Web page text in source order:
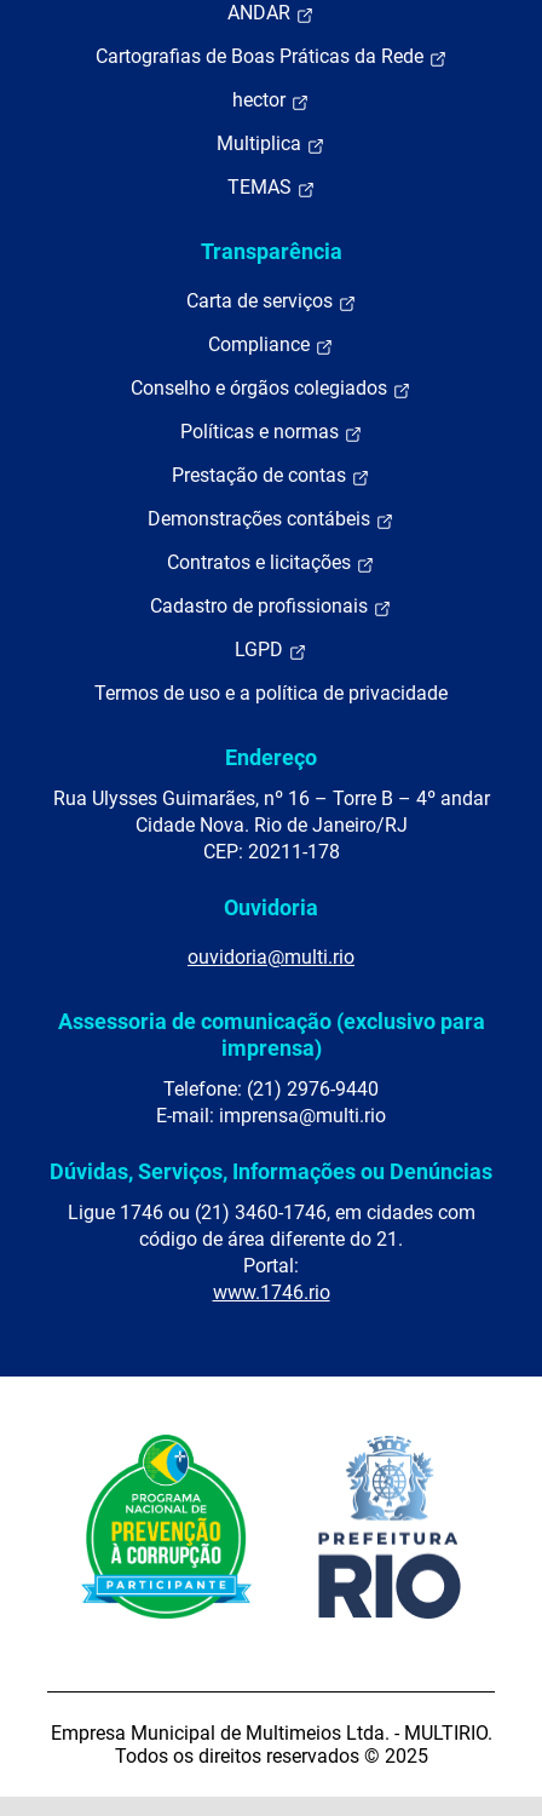
ANDAR
Cartografias de Boas Práticas da Rede
hector
Multiplica
TEMAS
Transparência
Carta de serviços
Compliance
Conselho e órgãos colegiados
Políticas e normas
Prestação de contas
Demonstrações contábeis
Contratos e licitações
Cadastro de profissionais
LGPD
Termos de uso e a política de privacidade
Endereço
Rua Ulysses Guimarães, nº 16 – Torre B – 4º andar
Cidade Nova. Rio de Janeiro/RJ
CEP: 20211-178
Ouvidoria
ouvidoria@multi.rio
Assessoria de comunicação (exclusivo para
imprensa)
Telefone: (21) 2976-9440
E-mail: imprensa@multi.rio
Dúvidas, Serviços, Informações ou Denúncias
Ligue 1746 ou (21) 3460-1746, em cidades com
código de área diferente do 21.
Portal:
www.1746.rio
Empresa Municipal de Multimeios Ltda. - MULTIRIO.
Todos os direitos reservados © 2025